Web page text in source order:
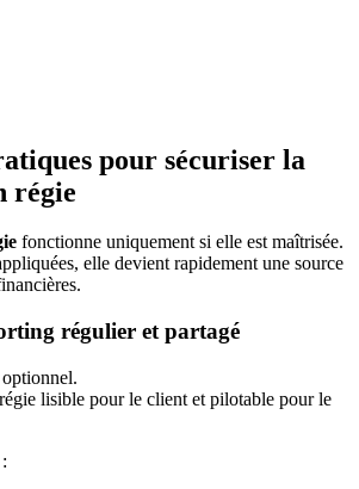
pour sécuriser la
régie
fonctionne uniquement si elle est maîtrisée.
elle devient rapidement une source
régulier et partagé
lisible pour le client et pilotable pour le